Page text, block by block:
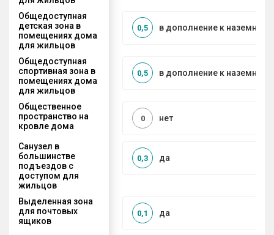
Общедоступная
детская зона в
помещениях дома
для жильцов
в дополнение к наземной
0,5
Общедоступная
спортивная зона в
помещениях дома
для жильцов
в дополнение к наземной
0,5
Общественное
пространство на
кровле дома
нет
0
Санузел в
большинстве
подъездов с
доступом для
жильцов
да
0,3
Выделенная зона
для почтовых
ящиков
да
0,1